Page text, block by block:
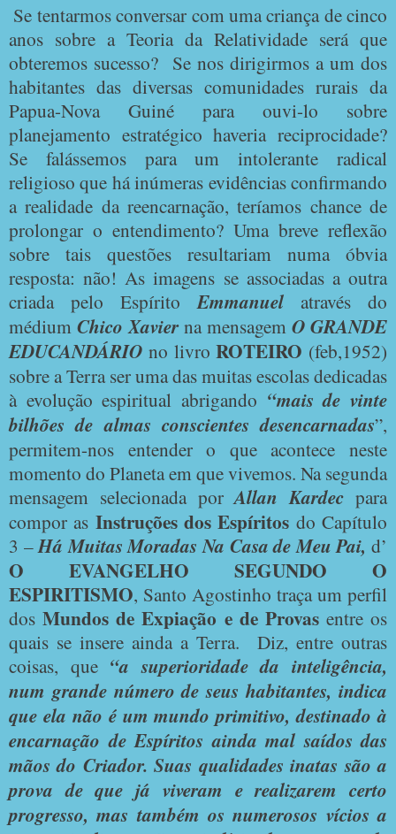
Se tentarmos conversar com uma criança de cinco
anos sobre a Teoria da Relatividade será que
obteremos sucesso? Se nos dirigirmos a um dos
habitantes das diversas comunidades rurais da
Papua-Nova Guiné para ouvi-lo sobre
planejamento estratégico haveria reciprocidade?
Se falássemos para um intolerante radical
religioso que há inúmeras evidências confirmando
a realidade da reencarnação, teríamos chance de
prolongar o entendimento? Uma breve reflexão
sobre tais questões resultariam numa óbvia
resposta: não! As imagens se associadas a outra
criada pelo Espírito Emmanuel através do
médium Chico Xavierna mensagem O GRANDE
EDUCANDÁRIO no livroROTEIRO (feb,1952)
sobre a Terra ser uma das muitas escolas dedicadas
à evolução espiritual abrigando “mais de vinte
bilhões de almas conscientes desencarnadas”,
permitem-nos entender o que acontece neste
momento do Planeta em que vivemos. Na segunda
mensagem selecionada porAllan Kardec para
compor as Instruções dos Espíritos do Capítulo
3 –Há Muitas Moradas Na Casa de Meu Pai,d’
O EVANGELHO SEGUNDO O
ESPIRITISMO, Santo Agostinho traça um perfil
dosMundos de Expiação e de Provas entre os
quais se insere ainda a Terra.
Diz, entre outras
coisas, que “a superioridade da inteligência,
num grande número de seus habitantes, indica
que ela não é um mundo primitivo, destinado à
encarnação de Espíritos ainda mal saídos das
mãos do Criador. Suas qualidades inatas são a
prova de que já viveram e realizarem certo
progresso, mas também os numerosos vícios a